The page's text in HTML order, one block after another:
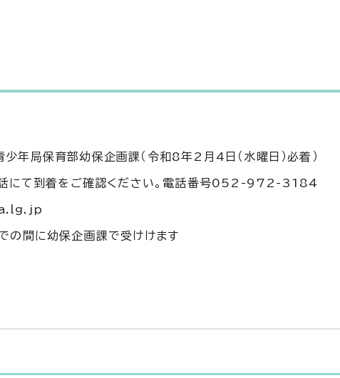
保育部幼保企画課（令和8年2月4日（水曜日）必着）
にて到着をご確認ください。電話番号052-972-3184
間に幼保企画課で受けけます